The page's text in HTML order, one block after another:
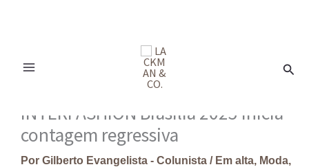
INTERFASHION Brasília 2025 inicia
contagem regressiva
Por Gilberto Evangelista - Colunista / Em alta, Moda,